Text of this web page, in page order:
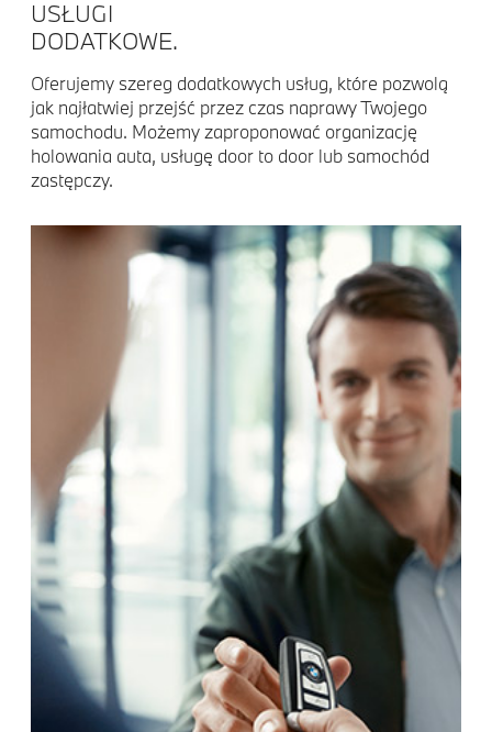
USŁUGI
DODATKOWE.
Oferujemy szereg dodatkowych usług, które pozwolą
jak najłatwiej przejść przez czas naprawy Twojego
samochodu. Możemy zaproponować organizację
holowania auta, usługę door to door lub samochód
zastępczy.